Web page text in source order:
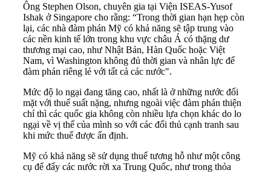
Ông Stephen Olson, chuyên gia tại Viện ISEAS-Yusof
Ishak ở Singapore cho rằng: “Trong thời gian hạn hẹp còn
lại, các nhà đàm phán Mỹ có khả năng sẽ tập trung vào
các nền kinh tế lớn trong khu vực châu Á có thặng dư
thương mại cao, như Nhật Bản, Hàn Quốc hoặc Việt
Nam, vì Washington không đủ thời gian và nhân lực để
đàm phán riêng lẻ với tất cả các nước".
Mức độ lo ngại đang tăng cao, nhất là ở những nước đối
mặt với thuế suất nặng, nhưng ngoài việc đàm phán thiện
chí thì các quốc gia không còn nhiều lựa chọn khác do lo
ngại về vị thế của mình so với các đối thủ cạnh tranh sau
khi mức thuế được ấn định.
Mỹ có khả năng sẽ sử dụng thuế tương hỗ như một công
cụ để đẩy các nước rời xa Trung Quốc, như trong thỏa